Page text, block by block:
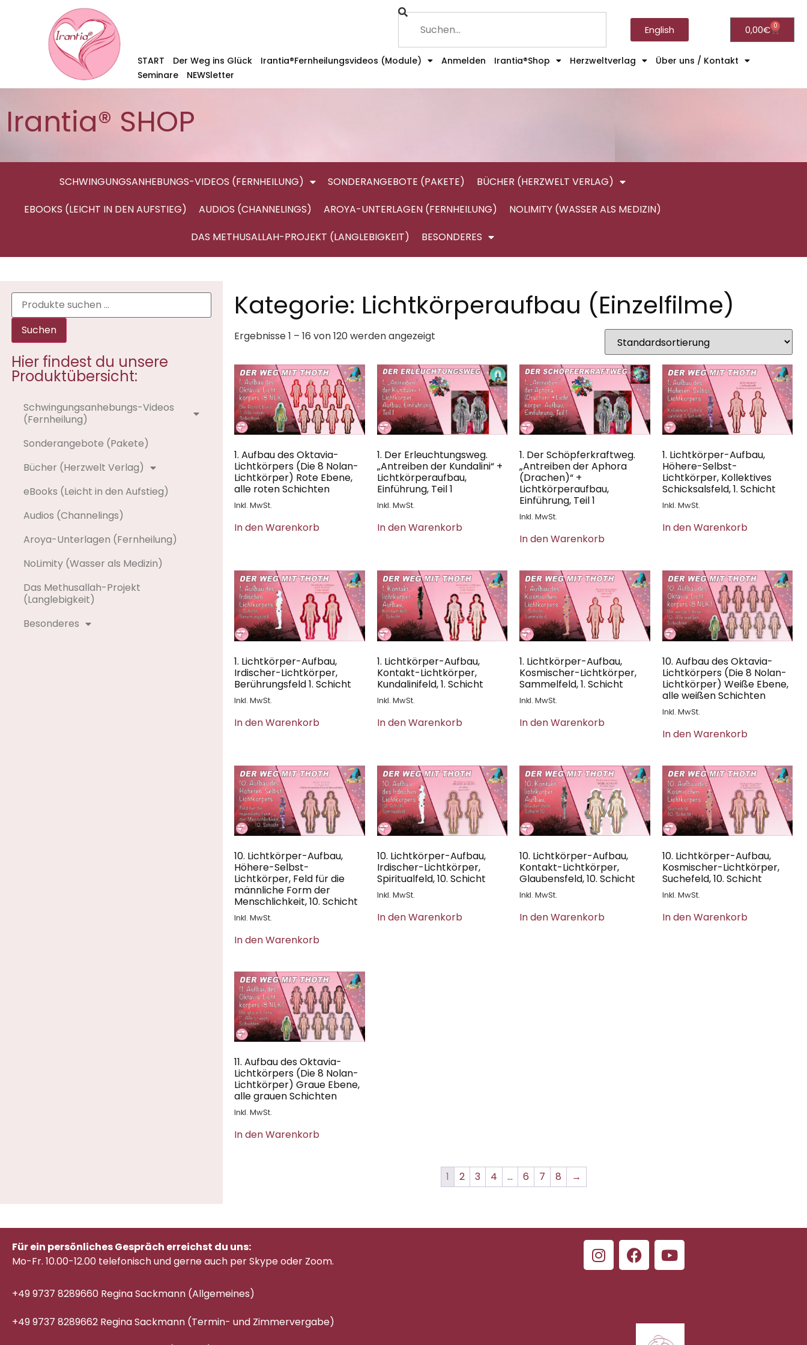
English 0,00€ 0
START Der Weg ins Glück Irantia®Fernheilungsvideos (Module) Anmelden Irantia®Shop Herzweltverlag
Über uns / Kontakt
Seminare
NEWSletter
Irantia® SHOP
SCHWINGUNGSANHEBUNGS-VIDEOS (FERNHEILUNG) SONDERANGEBOTE (PAKETE)
BÜCHER (HERZWELT VERLAG)
EBOOKS (LEICHT IN DEN AUFSTIEG)
AUDIOS (CHANNELINGS) AROYA-UNTERLAGEN (FERNHEILUNG)
NOLIMITY (WASSER ALS MEDIZIN)
DAS METHUSALLAH-PROJEKT (LANGLEBIGKEIT)
BESONDERES
Suchen
Hier findest du unsere
Produktübersicht:
Schwingungsanhebungs-Videos
(Fernheilung)
Sonderangebote (Pakete)
Bücher (Herzwelt Verlag)
eBooks (Leicht in den Aufstieg)
Audios (Channelings)
Aroya-Unterlagen (Fernheilung)
NoLimity (Wasser als Medizin)
Das Methusallah-Projekt
(Langlebigkeit)
Besonderes
Kategorie: Lichtkörperaufbau (Einzelfilme)
Ergebnisse 1 – 16 von 120 werden angezeigt
1. Aufbau des Oktavia-
Lichtkörpers (Die 8 Nolan-
Lichtkörper) Rote Ebene,
alle roten Schichten
Inkl. MwSt.
In den Warenkorb
1. Der Erleuchtungsweg.
„Antreiben der Kundalini“ +
Lichtkörperaufbau,
Einführung, Teil 1
Inkl. MwSt.
In den Warenkorb
1. Der Schöpferkraftweg.
„Antreiben der Aphora
(Drachen)“ +
Lichtkörperaufbau,
Einführung, Teil 1
Inkl. MwSt.
In den Warenkorb
1. Lichtkörper-Aufbau,
Höhere-Selbst-
Lichtkörper, Kollektives
Schicksalsfeld, 1. Schicht
Inkl. MwSt.
In den Warenkorb
1. Lichtkörper-Aufbau,
Irdischer-Lichtkörper,
Berührungsfeld 1. Schicht
Inkl. MwSt.
In den Warenkorb
1. Lichtkörper-Aufbau,
Kontakt-Lichtkörper,
Kundalinifeld, 1. Schicht
Inkl. MwSt.
In den Warenkorb
1. Lichtkörper-Aufbau,
Kosmischer-Lichtkörper,
Sammelfeld, 1. Schicht
Inkl. MwSt.
In den Warenkorb
10. Aufbau des Oktavia-
Lichtkörpers (Die 8 Nolan-
Lichtkörper) Weiße Ebene,
alle weißen Schichten
Inkl. MwSt.
In den Warenkorb
10. Lichtkörper-Aufbau,
Höhere-Selbst-
Lichtkörper, Feld für die
männliche Form der
Menschlichkeit, 10. Schicht
Inkl. MwSt.
In den Warenkorb
10. Lichtkörper-Aufbau,
Irdischer-Lichtkörper,
Spiritualfeld, 10. Schicht
Inkl. MwSt.
In den Warenkorb
10. Lichtkörper-Aufbau,
Kontakt-Lichtkörper,
Glaubensfeld, 10. Schicht
Inkl. MwSt.
In den Warenkorb
10. Lichtkörper-Aufbau,
Kosmischer-Lichtkörper,
Suchefeld, 10. Schicht
Inkl. MwSt.
In den Warenkorb
11. Aufbau des Oktavia-
Lichtkörpers (Die 8 Nolan-
Lichtkörper) Graue Ebene,
alle grauen Schichten
Inkl. MwSt.
In den Warenkorb
1 2 3 4 … 6 7 8 →
Für ein persönliches Gespräch erreichst du uns:
Mo-Fr. 10.00-12.00 telefonischund gerne auch per Skype oder Zoom.
+49 9737 8289660 Regina Sackmann (Allgemeines)
+49 9737 8289662 Regina Sackmann (Termin- und Zimmervergabe)